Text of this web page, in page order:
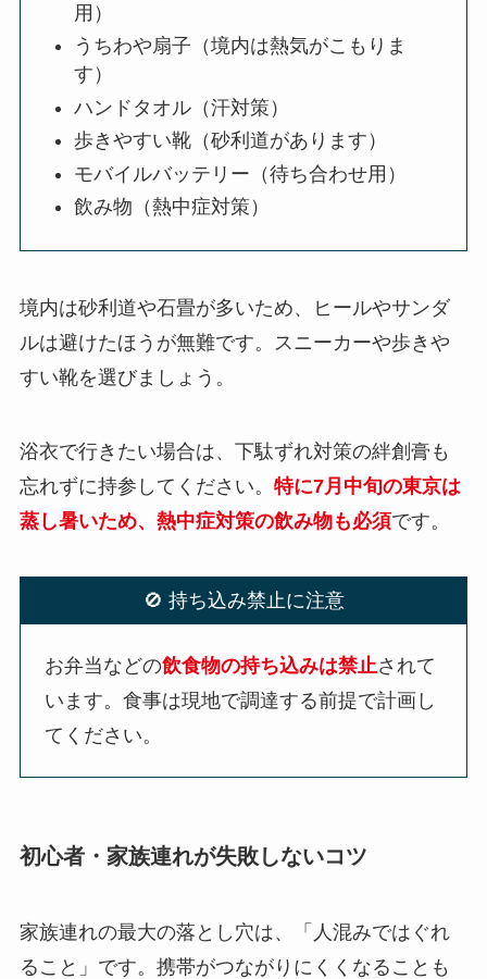
用）
うちわや扇子（境内は熱気がこもりま
す）
ハンドタオル（汗対策）
歩きやすい靴（砂利道があります）
モバイルバッテリー（待ち合わせ用）
飲み物（熱中症対策）
境内は砂利道や石畳が多いため、ヒールやサンダ
ルは避けたほうが無難です。スニーカーや歩きや
すい靴を選びましょう。
浴衣で行きたい場合は、下駄ずれ対策の絆創膏も
忘れずに持参してください。 特に7月中旬の東京は
蒸し暑いため、熱中症対策の飲み物も必須です。
🚫 持ち込み禁止に注意
お弁当などの飲食物の持ち込みは禁止されて
います。食事は現地で調達する前提で計画し
てください。
初心者・家族連れが失敗しないコツ
家族連れの最大の落とし穴は、「人混みではぐれ
ること」です。携帯がつながりにくくなることも